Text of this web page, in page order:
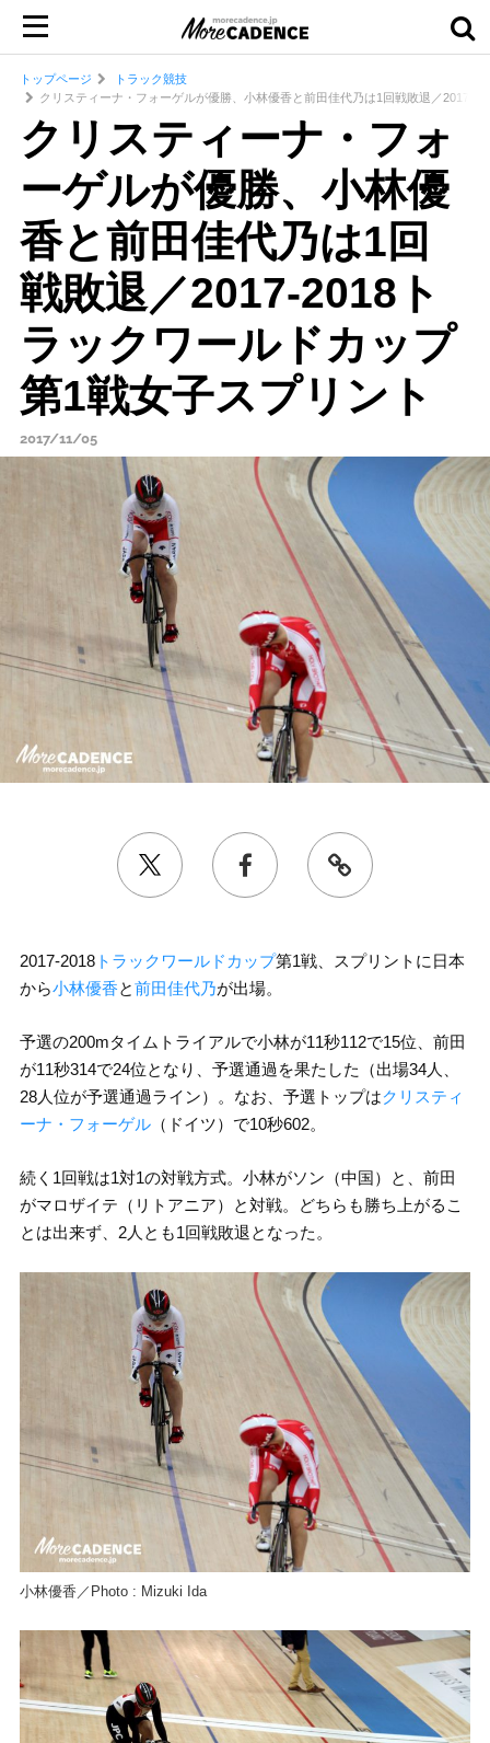
トップページ
トラック競技
クリスティーナ・フォーゲルが優勝、小林優香と前田佳代乃は1回戦敗退／2017-
クリスティーナ・フォ
ーゲルが優勝、小林優
香と前田佳代乃は1回
戦敗退／2017-2018ト
ラックワールドカップ
第1戦女子スプリント
2017/11/05
2017-2018トラックワールドカップ第1戦、スプリントに日本
から小林優香と前田佳代乃が出場。
予選の200mタイムトライアルで小林が11秒112で15位、前田
が11秒314で24位となり、予選通過を果たした（出場34人、
28人位が予選通過ライン）。なお、予選トップはクリスティ
ーナ・フォーゲル（ドイツ）で10秒602。
続く1回戦は1対1の対戦方式。小林がソン（中国）と、前田
がマロザイテ（リトアニア）と対戦。どちらも勝ち上がるこ
とは出来ず、2人とも1回戦敗退となった。
小林優香／Photo : Mizuki Ida